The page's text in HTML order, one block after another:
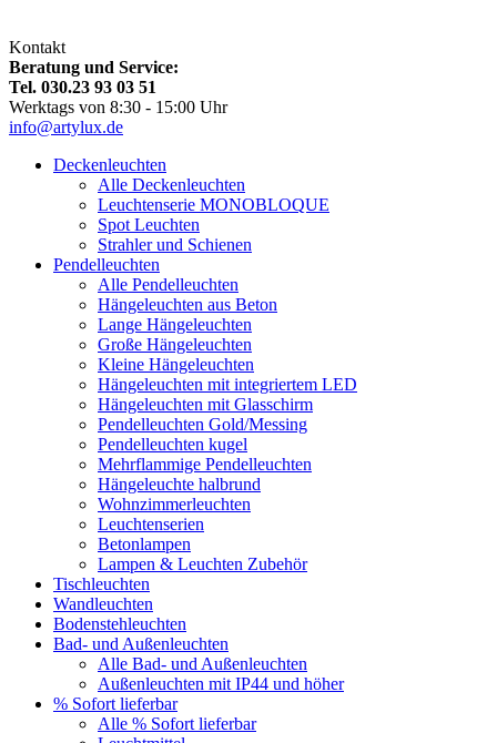
Kontakt
Beratung und Service:
Tel. 030.23 93 03 51
Werktags von 8:30 - 15:00 Uhr
info@artylux.de
Deckenleuchten
Alle Deckenleuchten
Leuchtenserie MONOBLOQUE
Spot Leuchten
Strahler und Schienen
Pendelleuchten
Alle Pendelleuchten
Hängeleuchten aus Beton
Lange Hängeleuchten
Große Hängeleuchten
Kleine Hängeleuchten
Hängeleuchten mit integriertem LED
Hängeleuchten mit Glasschirm
Pendelleuchten Gold/Messing
Pendelleuchten kugel
Mehrflammige Pendelleuchten
Hängeleuchte halbrund
Wohnzimmerleuchten
Leuchtenserien
Betonlampen
Lampen & Leuchten Zubehör
Tischleuchten
Wandleuchten
Bodenstehleuchten
Bad- und Außenleuchten
Alle Bad- und Außenleuchten
Außenleuchten mit IP44 und höher
% Sofort lieferbar
Alle % Sofort lieferbar